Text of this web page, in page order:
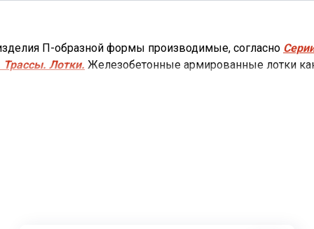
П-образной формы производимые, согласно
Лотки. Железобетонные армированные лотки
и промышленного строительства.
выполняющие всевозможные функции, с